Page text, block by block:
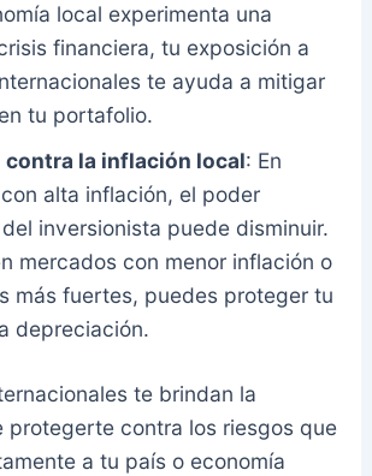
local experimenta una
financiera, tu exposición a
te ayuda a mitigar
tu portafolio.
contra la inflación local: En
alta inflación, el poder
inversionista puede disminuir.
mercados con menor inflación o
más fuertes, puedes proteger tu
depreciación.
te brindan la
protegerte contra los riesgos que
a tu país o economía